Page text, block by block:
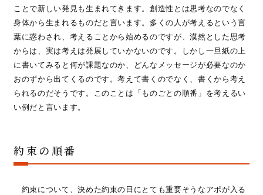
ことで新しい発見も生まれてきます。創造性とは思考なのでなく
身体から生まれるものだと言います。多くの人が考えるという言
葉に惑わされ、考えることから始めるのですが、漠然とした思考
からは、実は考えは発展していかないのです。しかし一旦紙の上
に書いてみると何が課題なのか、どんなメッセージが必要なのか
おのずから出てくるのです。考えて書くのでなく、書くから考え
られるのだそうです。このことは「ものごとの順番」を考えるい
い例だと言います。
約束の順番
約束について、決めた約束の日にとても重要そうなアポが入る